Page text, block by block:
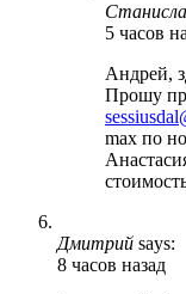
5 часов
Андрей,
Прошу
max по
Дмитрий says:
8 часов назад